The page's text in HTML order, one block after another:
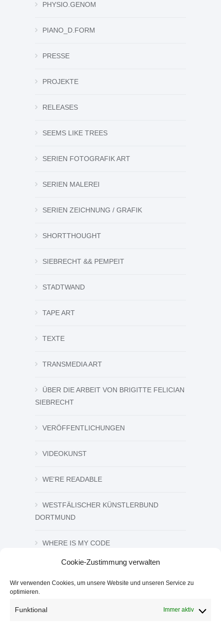
Cookie-Zustimmung verwalten
Wir verwenden Cookies, um unsere Website und unseren Service zu
optimieren.
Funktional Immer aktiv
PHYSIO.GENOM
PIANO_D.FORM
PRESSE
PROJEKTE
RELEASES
SEEMS LIKE TREES
SERIEN FOTOGRAFIK ART
SERIEN MALEREI
SERIEN ZEICHNUNG / GRAFIK
SHORTTHOUGHT
SIEBRECHT && PEMPEIT
STADTWAND
TAPE ART
TEXTE
TRANSMEDIA ART
ÜBER DIE ARBEIT VON BRIGITTE FELICIAN
SIEBRECHT
VERÖFFENTLICHUNGEN
VIDEOKUNST
WE'RE READABLE
WESTFÄLISCHER KÜNSTLERBUND
DORTMUND
WHERE IS MY CODE
ZEICHNUNG UND GRAFIK